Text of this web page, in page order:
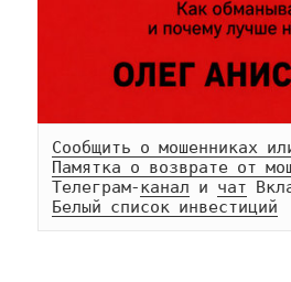
Сообщить о мошенниках
Памятка о возврате от
Телеграм-канал и чат
Белый список инвестиций